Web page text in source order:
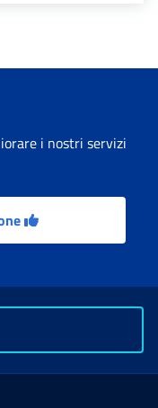
i nostri servizi